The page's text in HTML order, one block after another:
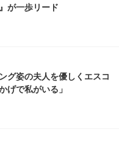
が一歩リード
グ姿の夫人を優しくエスコ
げで私がいる」